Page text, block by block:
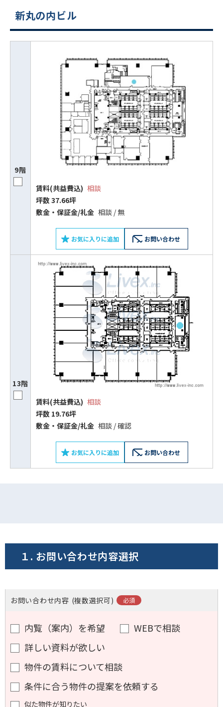
新丸の内ビル
9階
賃料(共益費込) 相談
坪数 37.66坪
敷⾦‧保証⾦/礼⾦ 相談 / 無
お気に入りに追加 お問い合わせ
13階
賃料(共益費込) 相談
坪数 19.76坪
敷⾦‧保証⾦/礼⾦ 相談 / 確認
お気に入りに追加 お問い合わせ
ビルコード：
スムーズにご案内できます
0120-620-213
平日 9:00〜18:00
電話でお問い合わせ
フォームでお問い合わせ
１. お問い合わせ内容選択
お問い合わせ内容 (複数選択可)
内覧（案内）を希望
WEBで相談
詳しい資料が欲しい
物件の賃料について相談
条件に合う物件の提案を依頼する
似た物件が知りたい